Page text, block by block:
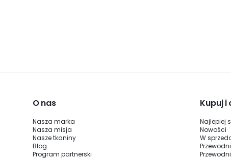
O nas
Nasza marka
Nasza misja
Nasze tkaniny
Blog
Program partnerski
Kupuj i
Najlepiej
Nowości
W